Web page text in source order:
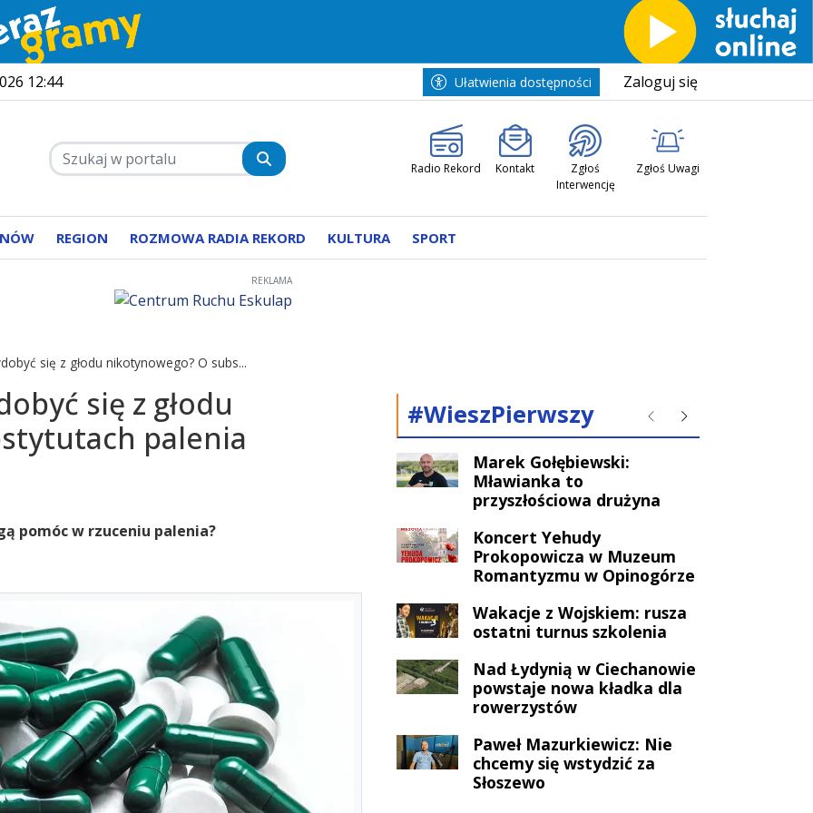
12:44 Ułatwienia dostępności Zaloguj się
Radio Rekord Kontakt
Zgłoś
Interwencję
Zgłoś Uwagi
REGION ROZMOWA RADIA REKORD KULTURA SPORT
REKLAMA
się z głodu nikotynowego? O subs...
się z głodu
palenia
pomóc w rzuceniu palenia?
#WieszPierwszy PoprzednieNastępne
Marek Gołębiewski:
Mławianka to
przyszłościowa drużyna
Koncert Yehudy
Prokopowicza w Muzeum
Romantyzmu w Opinogórze
Wakacje z Wojskiem: rusza
ostatni turnus szkolenia
Nad Łydynią w Ciechanowie
powstaje nowa kładka dla
rowerzystów
Paweł Mazurkiewicz: Nie
chcemy się wstydzić za
Słoszewo